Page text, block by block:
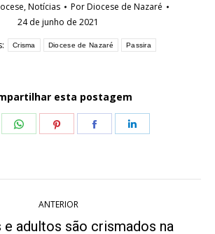
,Notícias PorDiocese de Nazaré
24 de junho de 2021
Crisma Diocese de Nazaré Passira
esta postagem
Share
Share
Share
ANTERIOR
e adultos são crismados na